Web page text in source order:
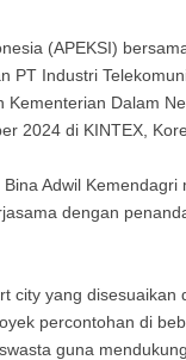
(APEKSI)
PT Industri
Kementerian Dalam
2024 di KINTEX,
Adwil
dengan
city yang
percontohan di
guna